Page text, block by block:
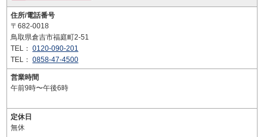
住所/電話番号
〒682-0018
鳥取県倉吉市福庭町2-51
TEL： 0120-090-201
TEL： 0858-47-4500
営業時間
午前9時〜午後6時
定休日
無休